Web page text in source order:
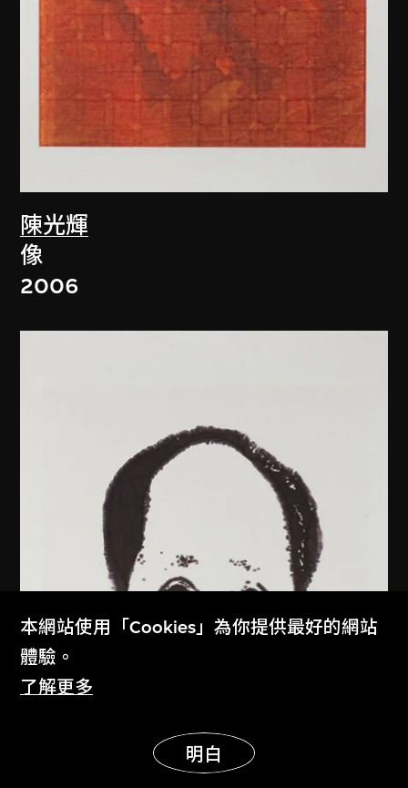
陳光輝
像
2006
本網站使用「Cookies」為你提供最好的網站
體驗。
了解更多
明白
展示更多